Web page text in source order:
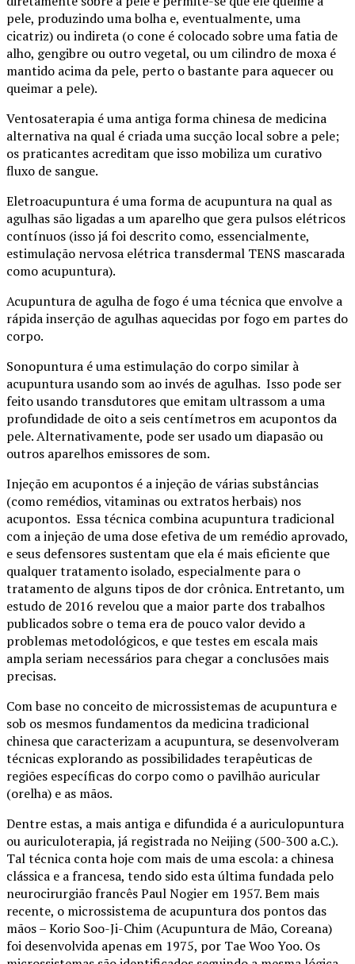
pele, produzindo uma bolha e, eventualmente, uma
cicatriz) ou indireta (o cone é colocado sobre uma fatia de
alho, gengibre ou outro vegetal, ou um cilindro de moxa é
mantido acima da pele, perto o bastante para aquecer ou
queimar a pele).
Ventosaterapia é uma antiga forma chinesa de medicina
alternativa na qual é criada uma sucção local sobre a pele;
os praticantes acreditam que isso mobiliza um curativo
fluxo de sangue.
Eletroacupuntura é uma forma de acupuntura na qual as
agulhas são ligadas a um aparelho que gera pulsos elétricos
contínuos (isso já foi descrito como, essencialmente,
estimulação nervosa elétrica transdermal TENS mascarada
como acupuntura).
Acupuntura de agulha de fogo é uma técnica que envolve a
rápida inserção de agulhas aquecidas por fogo em partes do
corpo.
Sonopuntura é uma estimulação do corpo similar à
acupuntura usando som ao invés de agulhas. Isso pode ser
feito usando transdutores que emitam ultrassom a uma
profundidade de oito a seis centímetros em acupontos da
pele. Alternativamente, pode ser usado um diapasão ou
outros aparelhos emissores de som.
Injeção em acupontos é a injeção de várias substâncias
(como remédios, vitaminas ou extratos herbais) nos
acupontos. Essa técnica combina acupuntura tradicional
com a injeção de uma dose efetiva de um remédio aprovado,
e seus defensores sustentam que ela é mais eficiente que
qualquer tratamento isolado, especialmente para o
tratamento de alguns tipos de dor crônica. Entretanto, um
estudo de 2016 revelou que a maior parte dos trabalhos
publicados sobre o tema era de pouco valor devido a
problemas metodológicos, e que testes em escala mais
ampla seriam necessários para chegar a conclusões mais
precisas.
Com base no conceito de microssistemas de acupuntura e
sob os mesmos fundamentos da medicina tradicional
chinesa que caracterizam a acupuntura, se desenvolveram
técnicas explorando as possibilidades terapêuticas de
regiões específicas do corpo como o pavilhão auricular
(orelha) e as mãos.
Dentre estas, a mais antiga e difundida é a auriculopuntura
ou auriculoterapia, já registrada no Neijing (500-300 a.C.).
Tal técnica conta hoje com mais de uma escola: a chinesa
clássica e a francesa, tendo sido esta última fundada pelo
neurocirurgião francês Paul Nogier em 1957. Bem mais
recente, o microssistema de acupuntura dos pontos das
mãos – Korio Soo-Ji-Chim (Acupuntura de Mão, Coreana)
foi desenvolvida apenas em 1975, por Tae Woo Yoo. Os